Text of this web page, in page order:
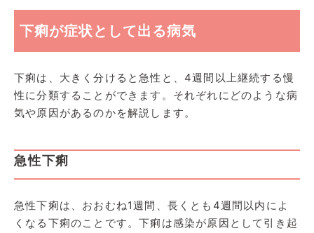
下痢が症状として出る病気
下痢は、大きく分けると急性と、4週間以上継続する慢
性に分類することができます。それぞれにどのような病
気や原因があるのかを解説します。
急性下痢
急性下痢は、おおむね1週間、長くとも4週間以内によ
くなる下痢のことです。下痢は感染が原因として引き起